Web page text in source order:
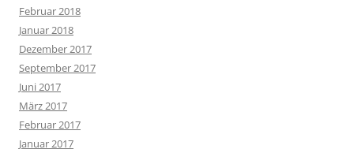
Februar 2018
Januar 2018
Dezember 2017
September 2017
Juni 2017
März 2017
Februar 2017
Januar 2017